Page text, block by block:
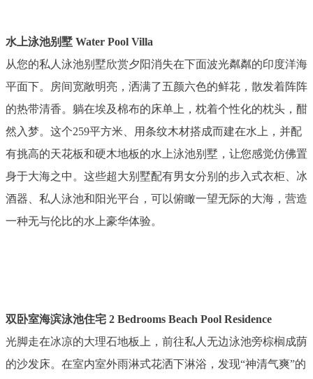
水上泳池别墅 Water Pool Villa
从您的私人泳池别墅欣赏夕阳消失在下面波光粼粼的印度洋海
平面下。房间宽敞明亮，洒满了五颜六色的鲜花，散发着阵阵
的热带清香。躺在埃及棉布的床单上，枕着个性化的枕头，酣
然入梦。这个259平方米、用条纹木材搭成而建在水上，并配
有挑高的天花板和硬木地板的水上泳池别墅，让您感觉仿佛置
身于大海之中。这些超大别墅配有男女分别的步入式衣柜、冰
酒器、私人泳池和阳光平台，可以俯瞰一望无际的大海，营造
一种无与伦比的水上豪华体验。
双卧室海滨泳池住宅 2 Bedrooms Beach Pool Residence
光脚走在冰凉的大理石地板上，前往私人无边泳池旁棕榈成荫
的沙发床。在室内室外雨淋式花洒下淋浴，发现“神清气爽”的